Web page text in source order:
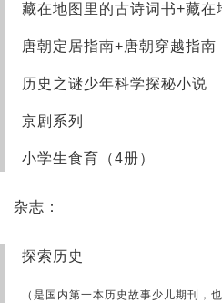
藏在地图里的古诗词书+藏在
唐朝定居指南+唐朝穿越指南
历史之谜少年科学探秘小说
京剧系列
小学生食育（4册）
杂志：
探索历史
（是国内第一本历史故事少儿期刊，